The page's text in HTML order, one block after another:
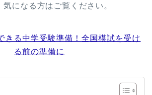
になる方はご覧ください。
きる中学受験準備！全国模試を受け
る前の準備に